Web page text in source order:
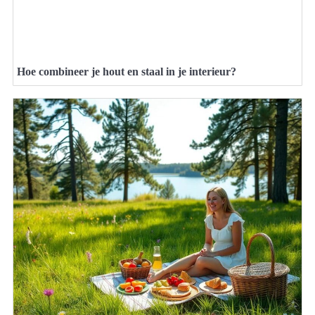
Hoe combineer je hout en staal in je interieur?